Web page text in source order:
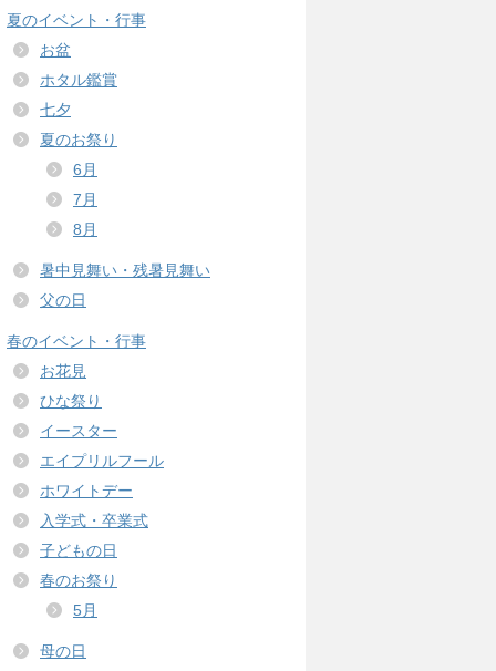
夏のイベント・行事
お盆
ホタル鑑賞
七夕
夏のお祭り
6月
7月
8月
暑中見舞い・残暑見舞い
父の日
春のイベント・行事
お花見
ひな祭り
イースター
エイプリルフール
ホワイトデー
入学式・卒業式
子どもの日
春のお祭り
5月
母の日